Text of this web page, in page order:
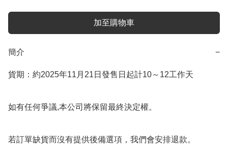
加至購物車
簡介 −
貨期：約2025年11月21日發售日起計10～12工作天
如有任何爭議,本公司將保留最終決定權。
若訂單缺貨而沒有提供後備選項，我們會安排退款。